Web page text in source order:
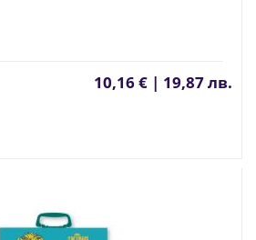
10,16 € | 19,87 лв.